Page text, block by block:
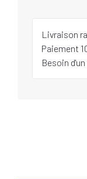
Livraison
Paiement
Besoin